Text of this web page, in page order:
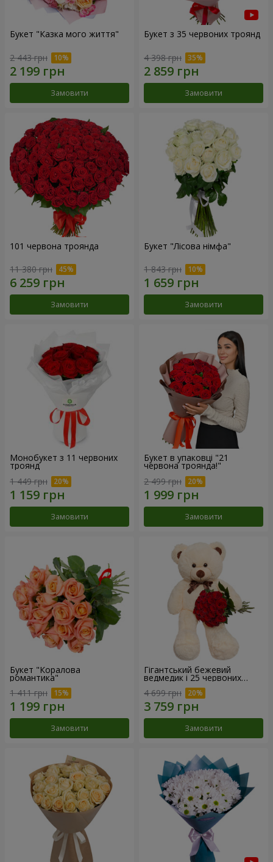
Букет "Казка мого життя"
2 443 грн
Замовити
Букет з 35 червоних троянд
4 398 грн
Замовити
101 червона троянда
11 380 грн
Замовити
Букет "Лісова німфа"
1 843 грн
Замовити
Монобукет з 11 червоних
троянд
1 449 грн
Замовити
Букет в упаковці "21
червона троянда!"
2 499 грн
Замовити
Букет "Коралова
романтика"
1 411 грн
Замовити
Гігантський бежевий
ведмедик і 25 червоних
троянд
4 699 грн
Замовити